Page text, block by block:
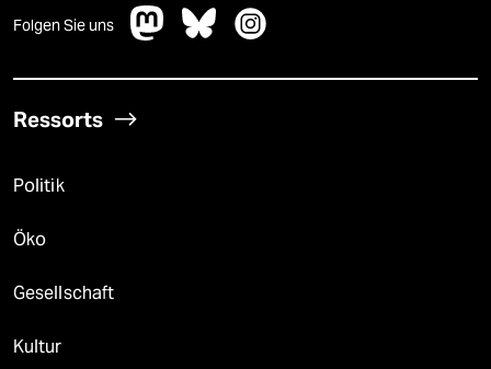
Folgen Sie uns
Ressorts
Politik
Öko
Gesellschaft
Kultur